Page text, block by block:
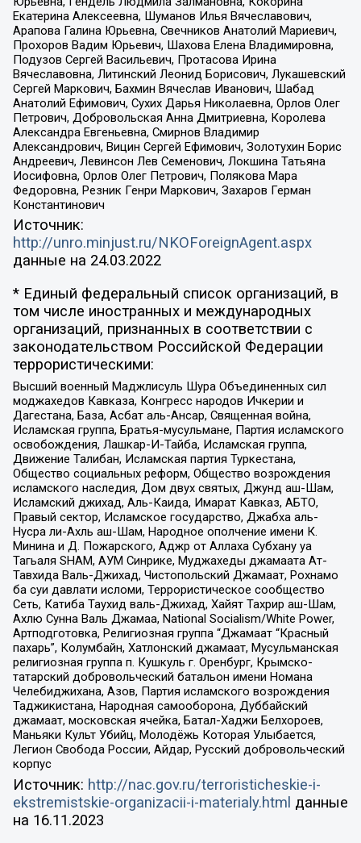
Екатерина Алексеевна, Шуманов Илья Вячеславович,
Арапова Галина Юрьевна, Свечников Анатолий Мариевич,
Прохоров Вадим Юрьевич, Шахова Елена Владимировна,
Подузов Сергей Васильевич, Протасова Ирина
Вячеславовна, Литинский Леонид Борисович, Лукашевский
Сергей Маркович, Бахмин Вячеслав Иванович, Шабад
Анатолий Ефимович, Сухих Дарья Николаевна, Орлов Олег
Петрович, Добровольская Анна Дмитриевна, Королева
Александра Евгеньевна, Смирнов Владимир
Александрович, Вицин Сергей Ефимович, Золотухин Борис
Андреевич, Левинсон Лев Семенович, Локшина Татьяна
Иосифовна, Орлов Олег Петрович, Полякова Мара
Федоровна, Резник Генри Маркович, Захаров Герман
Константинович
Источник:
http://unro.minjust.ru/NKOForeignAgent.aspx
данные на 24.03.2022
* Единый федеральный список организаций, в
том числе иностранных и международных
организаций, признанных в соответствии с
законодательством Российской Федерации
террористическими:
Высший военный Маджлисуль Шура Объединенных сил
моджахедов Кавказа, Конгресс народов Ичкерии и
Дагестана, База, Асбат аль-Ансар, Священная война,
Исламская группа, Братья-мусульмане, Партия исламского
освобождения, Лашкар-И-Тайба, Исламская группа,
Движение Талибан, Исламская партия Туркестана,
Общество социальных реформ, Общество возрождения
исламского наследия, Дом двух святых, Джунд аш-Шам,
Исламский джихад, Аль-Каида, Имарат Кавказ, АБТО,
Правый сектор, Исламское государство, Джабха аль-
Нусра ли-Ахль аш-Шам, Народное ополчение имени К.
Минина и Д. Пожарского, Аджр от Аллаха Субхану уа
Тагьаля SHAM, АУМ Синрике, Муджахеды джамаата Ат-
Тавхида Валь-Джихад, Чистопольский Джамаат, Рохнамо
ба суи давлати исломи, Террористическое сообщество
Сеть, Катиба Таухид валь-Джихад, Хайят Тахрир аш-Шам,
Ахлю Сунна Валь Джамаа, National Socialism/White Power,
Артподготовка, Религиозная группа “Джамаат “Красный
пахарь”, Колумбайн, Хатлонский джамаат, Мусульманская
религиозная группа п. Кушкуль г. Оренбург, Крымско-
татарский добровольческий батальон имени Номана
Челебиджихана, Азов, Партия исламского возрождения
Таджикистана, Народная самооборона, Дуббайский
джамаат, московская ячейка, Батал-Хаджи Белхороев,
Маньяки Культ Убийц, Молодёжь Которая Улыбается,
Легион Свобода России, Айдар, Русский добровольческий
корпус
Источник: http://nac.gov.ru/terroristicheskie-i-
ekstremistskie-organizacii-i-materialy.html данные
на 16.11.2023